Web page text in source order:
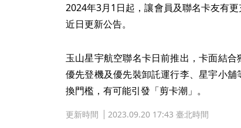
2024年3月1日起，讓會員及聯名卡友有
近日更新公告。
玉山星宇航空聯名卡日前推出，卡面結合
優先登機及優先裝卸託運行李、星宇小
換門檻，有可能引發「剪卡潮」。
更新時間 2023.09.20 17:43 臺北時間